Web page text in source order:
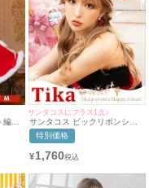
み
サ
+チ
サンタコスにプラス1点♪
サンタコス ビックリボンシフ
ォンカチューシャ
特別価格
¥1,760